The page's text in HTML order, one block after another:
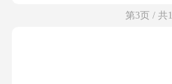
第3页 / 共